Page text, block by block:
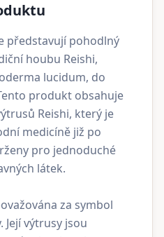
představují pohodlný
houbu Reishi,
lucidum, do
produkt obsahuje
Reishi, který je
medicíně již po
pro jednoduché
látek.
za symbol
výtrusy jsou